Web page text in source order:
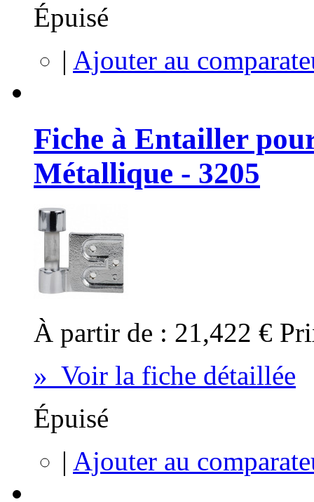
Épuisé
| Ajouter au
Fiche à Entailler
Métallique - 3205
À partir de : 21,422 €
» Voir la fiche détaillée
Épuisé
| Ajouter au